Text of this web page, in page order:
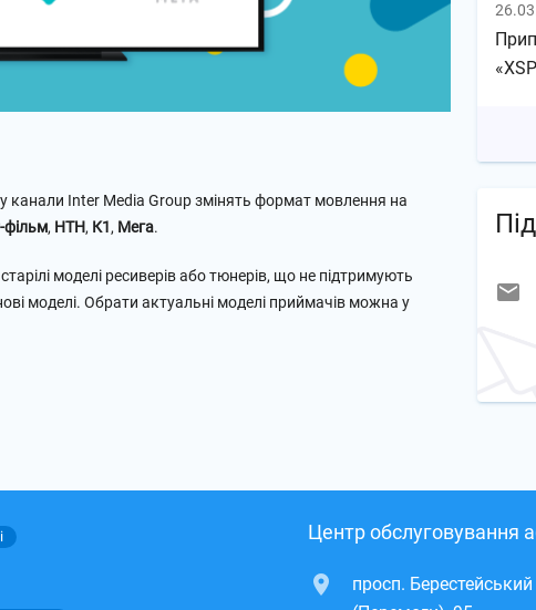
канали Inter Media Group змінять формат мовлення на
фільм, НТН, К1, Мега.
моделі ресиверів або тюнерів, що не підтримують
моделі. Обрати актуальні моделі приймачів можна у
Центр обслуговування
просп. Берестейський